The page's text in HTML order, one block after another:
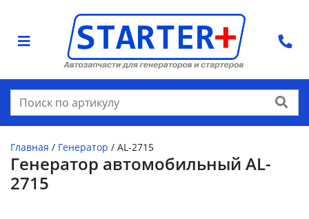
Найти
Главная / Генератор / AL-2715
Генератор автомобильный AL-
2715